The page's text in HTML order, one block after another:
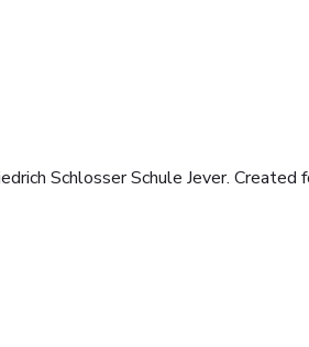
Schlosser Schule Jever. Created